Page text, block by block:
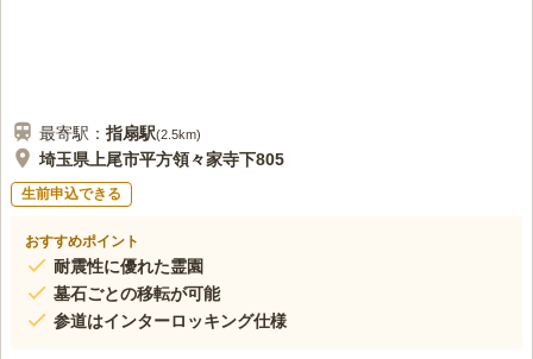
最寄駅： 指扇駅(2.5km)
埼玉県上尾市平方領々家寺下805
生前申込できる
おすすめポイント
耐震性に優れた霊園
墓石ごとの移転が可能
参道はインターロッキング仕様